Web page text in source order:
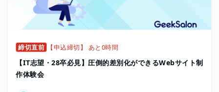
締切直前 【申込締切】 あと0時間
【IT志望・28卒必見】圧倒的差別化ができるWebサイト制
作体験会